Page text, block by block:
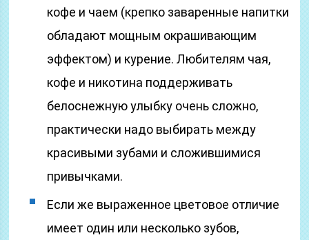
кофе и чаем (крепко заваренные напитки
обладают мощным окрашивающим
эффектом) и курение. Любителям чая,
кофе и никотина поддерживать
белоснежную улыбку очень сложно,
практически надо выбирать между
красивыми зубами и сложившимися
привычками.
Если же выраженное цветовое отличие
имеет один или несколько зубов,